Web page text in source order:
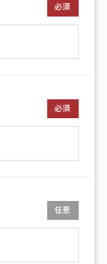
必須
必須
任意